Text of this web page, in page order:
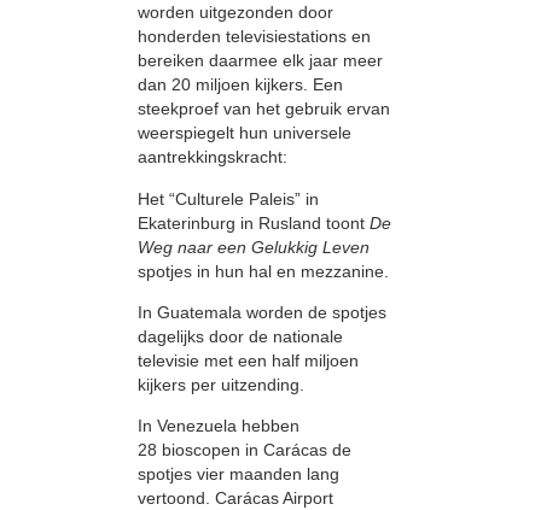
worden uitgezonden door
honderden televisiestations en
bereiken daarmee elk jaar meer
dan 20 miljoen kijkers. Een
steekproef van het gebruik ervan
weerspiegelt hun universele
aantrekkingskracht:
Het “Culturele Paleis” in
Ekaterinburg in Rusland toont De
Weg naar een Gelukkig Leven
spotjes in hun hal en mezzanine.
In Guatemala worden de spotjes
dagelijks door de nationale
televisie met een half miljoen
kijkers per uitzending.
In Venezuela hebben
28 bioscopen in Carácas de
spotjes vier maanden lang
vertoond. Carácas Airport